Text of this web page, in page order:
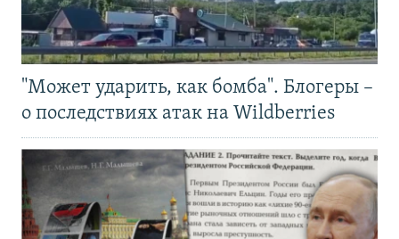
"Может ударить, как бомба". Блогеры –
о последствиях атак на Wildberries